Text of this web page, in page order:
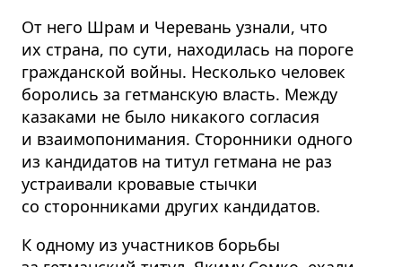
От него Шрам и Черевань узнали, что
их страна, по сути, находилась на пороге
гражданской войны. Несколько человек
боролись за гетманскую власть. Между
казаками не было никакого согласия
и взаимопонимания. Сторонники одного
из кандидатов на титул гетмана не раз
устраивали кровавые стычки
со сторонниками других кандидатов.
К одному из участников борьбы